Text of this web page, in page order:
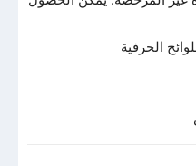
الحرفية